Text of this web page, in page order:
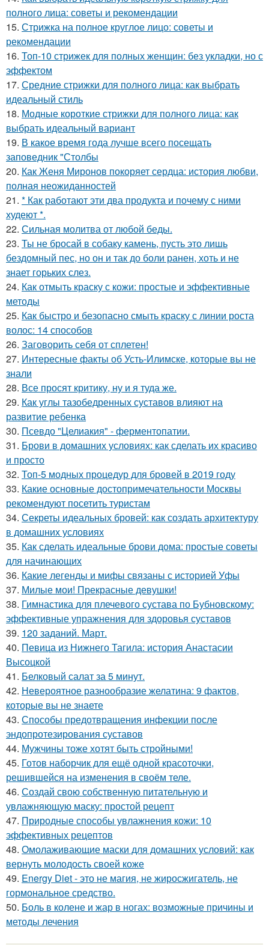
полного лица: советы и рекомендации
15. Стрижка на полное круглое лицо: советы и
рекомендации
16. Топ-10 стрижек для полных женщин: без укладки, но с
эффектом
17. Средние стрижки для полного лица: как выбрать
идеальный стиль
18. Модные короткие стрижки для полного лица: как
выбрать идеальный вариант
19. В какое время года лучше всего посещать
заповедник "Столбы
20. Как Женя Миронов покоряет сердца: история любви,
полная неожиданностей
21. * Как работают эти два продукта и почему с ними
худеют *.
22. Сильная молитва от любой беды.
23. Ты не бросай в собаку камень, пусть это лишь
бездомный пес, но он и так до боли ранен, хоть и не
знает горьких слез.
24. Как отмыть краску с кожи: простые и эффективные
методы
25. Как быстро и безопасно смыть краску с линии роста
волос: 14 способов
26. Заговорить себя от сплетен!
27. Интересные факты об Усть-Илимске, которые вы не
знали
28. Все просят критику, ну и я туда же.
29. Как углы тазобедренных суставов влияют на
развитие ребенка
30. Псевдо "Целиакия" - ферментопатии.
31. Брови в домашних условиях: как сделать их красиво
и просто
32. Топ-5 модных процедур для бровей в 2019 году
33. Какие основные достопримечательности Москвы
рекомендуют посетить туристам
34. Секреты идеальных бровей: как создать архитектуру
в домашних условиях
35. Как сделать идеальные брови дома: простые советы
для начинающих
36. Какие легенды и мифы связаны с историей Уфы
37. Милые мои! Прекрасные девушки!
38. Гимнастика для плечевого сустава по Бубновскому:
эффективные упражнения для здоровья суставов
39. 120 заданий. Март.
40. Певица из Нижнего Тагила: история Анастасии
Высоцкой
41. Белковый салат за 5 минут.
42. Невероятное разнообразие желатина: 9 фактов,
которые вы не знаете
43. Способы предотвращения инфекции после
эндопротезирования суставов
44. Мужчины тоже хотят быть стройными!
45. Готов наборчик для ещё одной красоточки,
решившейся на изменения в своём теле.
46. Создай свою собственную питательную и
увлажняющую маску: простой рецепт
47. Природные способы увлажнения кожи: 10
эффективных рецептов
48. Омолаживающие маски для домашних условий: как
вернуть молодость своей коже
49. Energy Diet - это не магия, не жиросжигатель, не
гормональное средство.
50. Боль в колене и жар в ногах: возможные причины и
методы лечения